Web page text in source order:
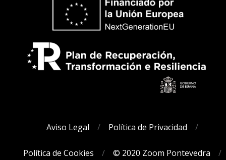
Aviso Legal Política de Privacidad
Política de Cookies © 2020 Zoom Pontevedra